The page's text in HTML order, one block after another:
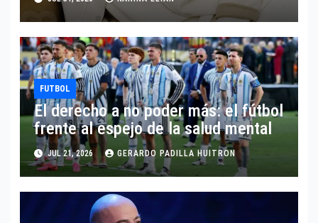
TRAS EL MUNDIAL 2026
FUTBOL
El derecho a no poder más: el fútbol
frente al espejo de la salud mental
JUL 21, 2026 GERARDO PADILLA HUITRON